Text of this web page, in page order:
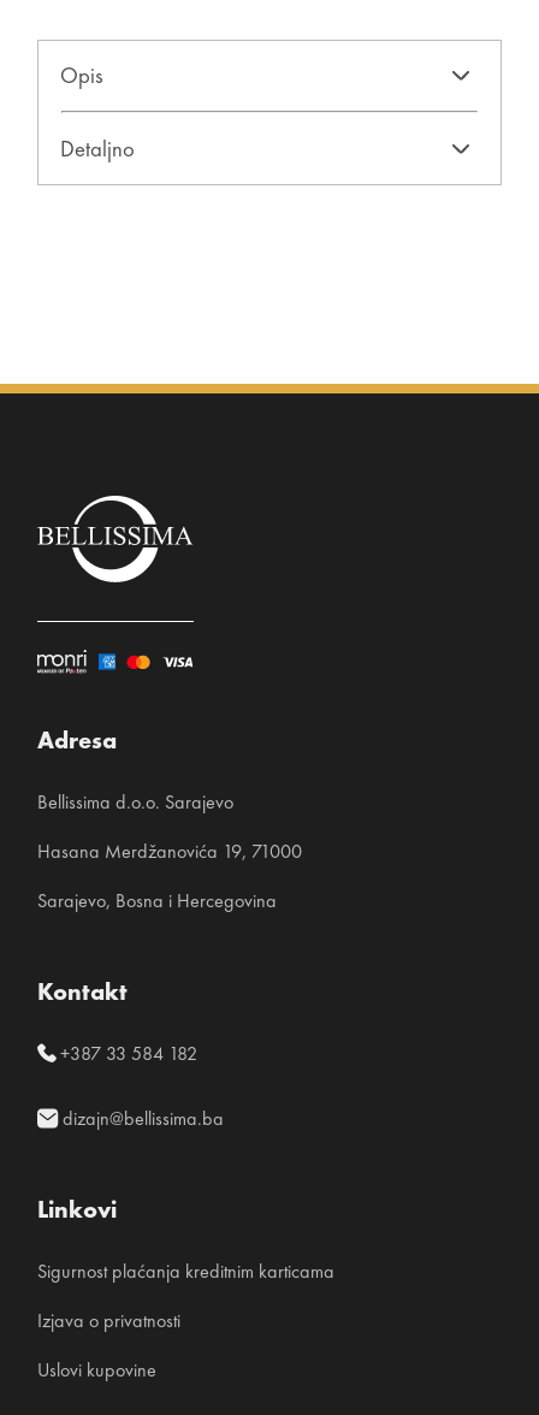
Opis
Detaljno
Adresa
Bellissima d.o.o. Sarajevo
Hasana Merdžanovića 19, 71000
Sarajevo, Bosna i Hercegovina
Kontakt
+387 33 584 182
dizajn@bellissima.ba
Linkovi
Sigurnost plaćanja kreditnim karticama
Izjava o privatnosti
Uslovi kupovine